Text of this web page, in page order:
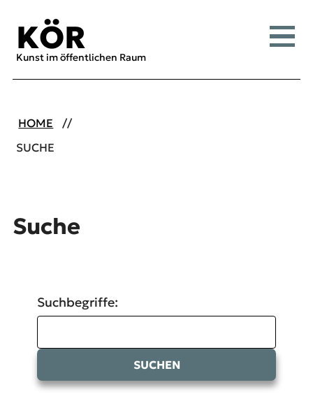
KÖR
Kunst im öffentlichen Raum
Menü
HOME
SUCHE
Suche
Suchbegriffe:
SUCHEN